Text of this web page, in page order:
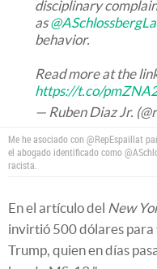
disciplinary
as
behavior.
Read more at the
https://t.co/
— Ruben Diaz Jr.
Me he asociado con @RepEspaillat
el abogado identificado como
racista.
En el artículo del New
invirtió 500 dólares para
Trump, quien en días